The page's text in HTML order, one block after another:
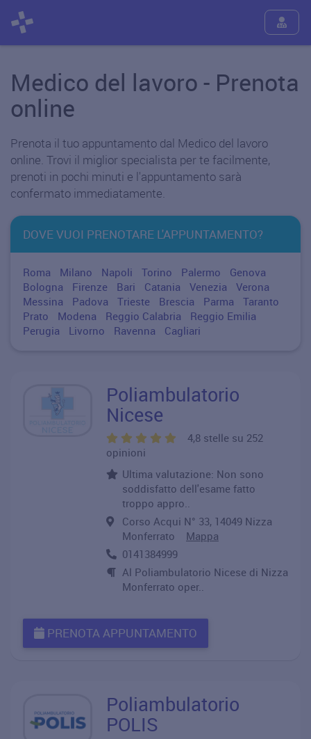
Medico del lavoro - Prenota
online
Prenota il tuo appuntamento dal Medico del lavoro
online. Trovi il miglior specialista per te facilmente,
prenoti in pochi minuti e l'appuntamento sarà
confermato immediatamente.
DOVE VUOI PRENOTARE L'APPUNTAMENTO?
Roma Milano Napoli Torino Palermo
Genova
Bologna
Firenze Bari Catania Venezia
Verona
Messina
Padova Trieste Brescia Parma
Taranto
Prato
Modena Reggio Calabria
Reggio Emilia
Perugia
Livorno Ravenna Cagliari
Poliambulatorio
Nicese
4,8 stelle su 252
opinioni
Ultima valutazione: Non sono
soddisfatto dell'esame fatto
troppo appro..
Corso Acqui N° 33, 14049 Nizza
Monferrato Mappa
0141384999
Al Poliambulatorio Nicese di Nizza
Monferrato oper..
PRENOTA APPUNTAMENTO
Poliambulatorio
POLIS